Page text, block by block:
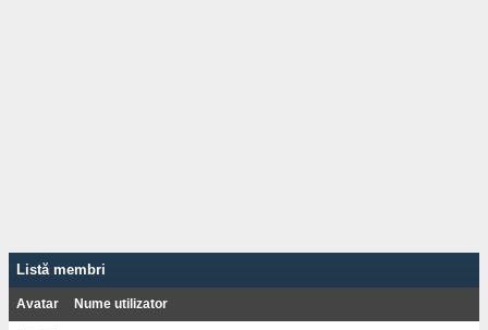
Listă membri
Avatar Nume utilizator